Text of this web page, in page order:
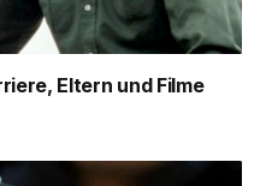
Eltern und Filme